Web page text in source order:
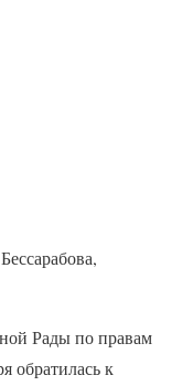
Рады по правам
обратилась к